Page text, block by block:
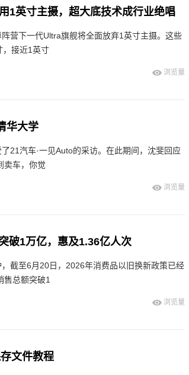
1英寸主摄，超大底技术成行业绝唱
营下一代Ultra旗舰将全面放弃1英寸主摄。这些
，接近1英寸
浏览量
华大学
21汽车·一见Auto的采访。在此期间，沈斐回应
卖车，你觉
浏览量
破1万亿，惠及1.36亿人次
截至6月20日，2026年消费品以旧换新政策已经
售总额突破1
浏览量
文件教程